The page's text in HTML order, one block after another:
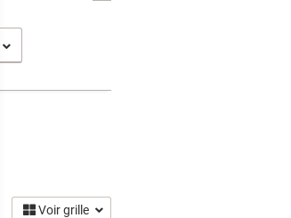
Voir grille